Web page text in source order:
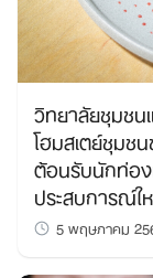
วิทยาลัยชุมชน
โฮมสเตย์ชุมช
ต้อนรับนักท่อง
ประสบการณ์ใ
5 พฤษภาคม